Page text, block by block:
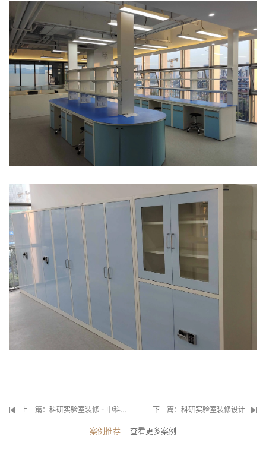
上一篇：科研实验室装修 - 中科珠海研究院 下一篇：科研实验室装修设计
案例推荐 查看更多案例